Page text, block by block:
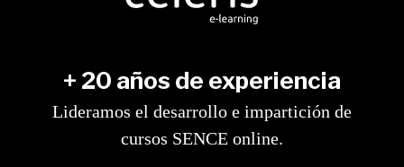
+ 20 años de experiencia
Lideramos el desarrollo e impartición de
cursos SENCE online.